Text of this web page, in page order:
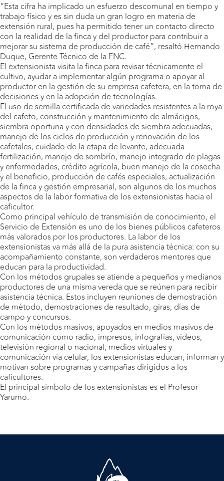
“Esta cifra ha implicado un esfuerzo descomunal en tiempo y
trabajo físico y es sin duda un gran logro en materia de
extensión rural, pues ha permitido tener un contacto directo
con la realidad de la finca y del productor para contribuir a
mejorar su sistema de producción de café”, resaltó Hernando
Duque, Gerente Técnico de la FNC.
El extensionista visita la finca para revisar técnicamente el
cultivo, ayudar a implementar algún programa o apoyar al
productor en la gestión de su empresa cafetera, en la toma de
decisiones y en la adopción de tecnologías.
El uso de semilla certificada de variedades resistentes a la roya
del cafeto, construcción y mantenimiento de almácigos,
siembra oportuna y con densidades de siembra adecuadas,
manejo de los ciclos de producción y renovación de los
cafetales, cuidado de la etapa de levante, adecuada
fertilización, manejo de sombrío, manejo integrado de plagas
y enfermedades, crédito agrícola, buen manejo de la cosecha
y el beneficio, producción de cafés especiales, actualización
de la finca y gestión empresarial, son algunos de los muchos
aspectos de la labor formativa de los extensionistas hacia el
caficultor.
Como principal vehículo de transmisión de conocimiento, el
Servicio de Extensión es uno de los bienes públicos cafeteros
más valorados por los productores. La labor de los
extensionistas va más allá de la pura asistencia técnica: con su
acompañamiento constante, son verdaderos mentores que
educan para la productividad.
Con los métodos grupales se atiende a pequeños y medianos
productores de una misma vereda que se reúnen para recibir
asistencia técnica. Estos incluyen reuniones de demostración
de método, demostraciones de resultado, giras, días de
campo y concursos.
Con los métodos masivos, apoyados en medios masivos de
comunicación como radio, impresos, infografías, videos,
televisión regional o nacional, medios virtuales y
comunicación vía celular, los extensionistas educan, informan y
motivan sobre programas y campañas dirigidos a los
caficultores.
El principal símbolo de los extensionistas es el Profesor
Yarumo.